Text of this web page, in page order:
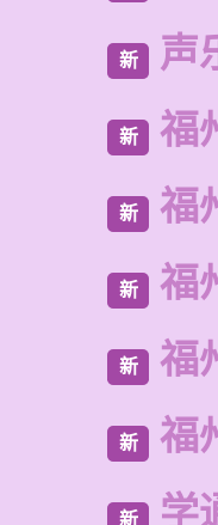
新 声
新 福
新 福
新 福
新 福
新 福
新 学